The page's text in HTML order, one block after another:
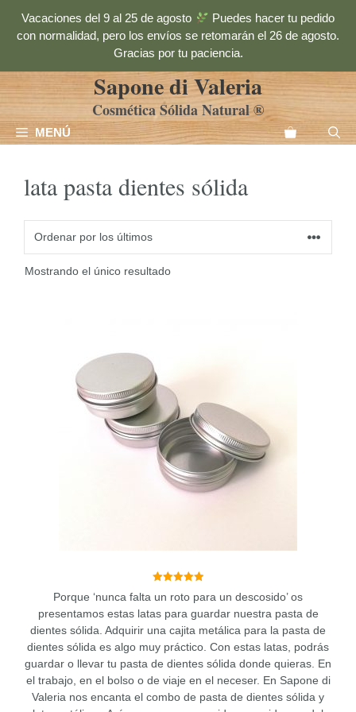
contenido
Vacaciones del 9 al 25 de agosto
Puedes hacer tu pedido
con normalidad, pero los envíos se retomarán el 26 de agosto.
Gracias por tu paciencia.
Sapone di Valeria
Cosmética Sólida Natural ®
MENÚ
lata pasta dientes sólida
Mostrando el único resultado
de 5
Porque ‘nunca falta un roto para un descosido’ os
presentamos estas latas para guardar nuestra pasta de
dientes sólida. Adquirir una cajita metálica para la pasta de
dientes sólida es algo muy práctico. Con estas latas, podrás
guardar o llevar tu pasta de dientes sólida donde quieras. En
el trabajo, en el bolso o de viaje en el neceser. En Sapone di
Valeria nos encanta el combo de pasta de dientes sólida y